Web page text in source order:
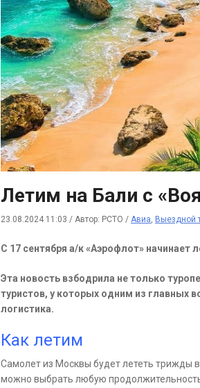
Летим на Бали с
23.08.2024 11:03 / Автор: РСТО / Авиа, Выездной
С 17 сентября а/к «Аэрофлот»
Эта новость взбодрила не только
туристов, у которых одним из главных
логистика.
Как летим
Самолет из Москвы будет лететь трижды
можно выбрать любую